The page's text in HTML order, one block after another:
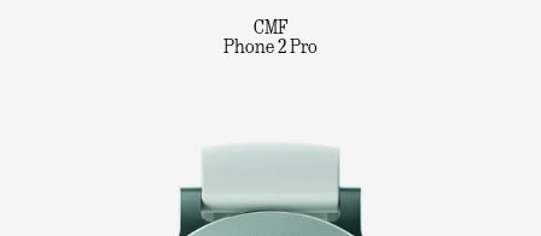
CMF
Phone 2 Pro